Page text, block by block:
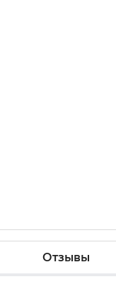
Отзывы